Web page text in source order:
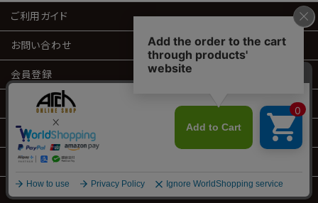
ご利用ガイド
お問い合わせ
会員登録
会員サービス
特定商取引
プライバシーポリシー
© 2024 ARCH. All rights Reserved.